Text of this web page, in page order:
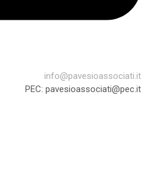
info@pavesioassociati.it
PEC: pavesioassociati@pec.it